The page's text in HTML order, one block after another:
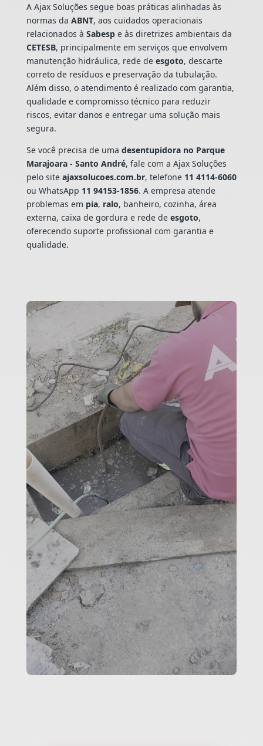
A Ajax Soluções segue boas práticas alinhadas às
normas da ABNT, aos cuidados operacionais
relacionados à Sabespe às diretrizes ambientais da
CETESB, principalmente em serviços que envolvem
manutenção hidráulica, rede de esgoto, descarte
correto de resíduos e preservação da tubulação.
Além disso, o atendimento é realizado com garantia,
qualidade e compromisso técnico para reduzir
riscos, evitar danos e entregar uma solução mais
segura.
Se você precisa de uma desentupidora no Parque
Marajoara - Santo André, fale com a Ajax Soluções
pelo site ajaxsolucoes.com.br, telefone 11 4114-6060
ou WhatsApp 11 94153-1856. A empresa atende
problemas em pia, ralo, banheiro, cozinha, área
externa, caixa de gordura e rede de esgoto,
oferecendo suporte profissional com garantia e
qualidade.